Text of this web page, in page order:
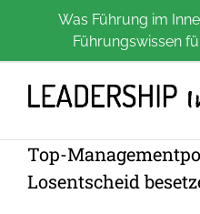
Was Führung im
Führungswissen
Top-
Losentscheid